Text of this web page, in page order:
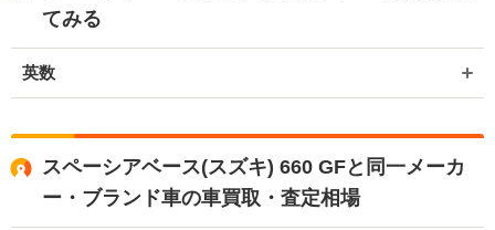
てみる
英数
スペーシアベース(スズキ) 660 GFと同一メーカ
ー・ブランド車の車買取・査定相場